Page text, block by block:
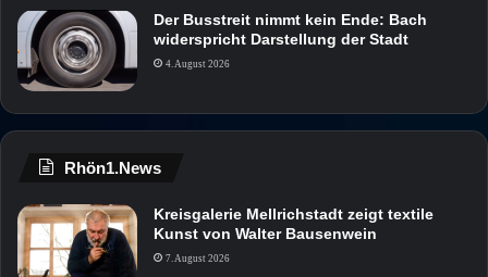
Der Busstreit nimmt kein Ende: Bach
widerspricht Darstellung der Stadt
4. August 2026
Rhön1.News
Kreisgalerie Mellrichstadt zeigt textile
Kunst von Walter Bausenwein
7. August 2026